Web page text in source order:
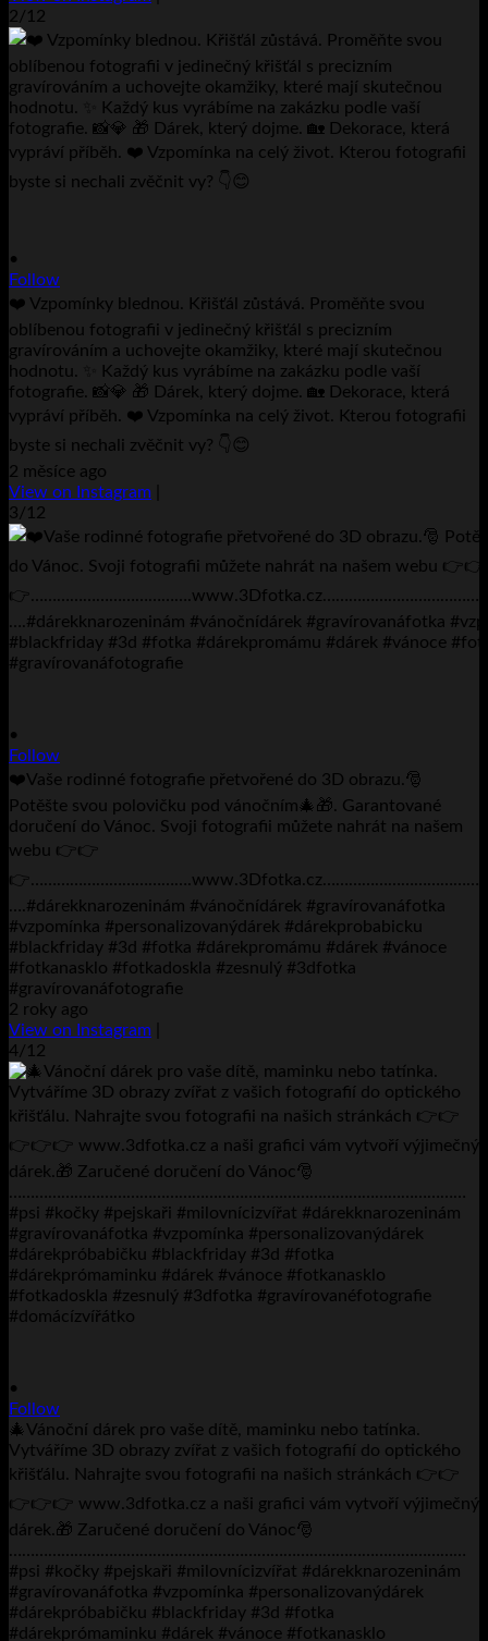
2/12
•
Follow
❤️ Vzpomínky blednou. Křišťál zůstává. Proměňte svou
oblíbenou fotografii v jedinečný křišťál s precizním
gravírováním a uchovejte okamžiky, které mají skutečnou
hodnotu. ✨ Každý kus vyrábíme na zakázku podle vaší
fotografie. 📸💎 🎁 Dárek, který dojme. 🏡 Dekorace, která
vypráví příběh. ❤️ Vzpomínka na celý život. Kterou fotografii
byste si nechali zvěčnit vy? 👇😊
2 měsíce ago
View on Instagram
3/12
•
Follow
❤️Vaše rodinné fotografie přetvořené do 3D obrazu.🎅
Potěšte svou polovičku pod vánočním🎄🎁. Garantované
doručení do Vánoc. Svoji fotografii můžete nahrát na našem
webu 👉👉
….#dárekknarozeninám #vánočnídárek #gravírovanáfotka
#vzpomínka #personalizovanýdárek #dárekprobabicku
#blackfriday #3d #fotka #dárekpromámu #dárek #vánoce
#fotkanasklo #fotkadoskla #zesnulý #3dfotka
#gravírovanáfotografie
2 roky ago
View on Instagram
4/12
•
Follow
🎄Vánoční dárek pro vaše dítě, maminku nebo tatínka.
Vytváříme 3D obrazy zvířat z vašich fotografií do optického
křišťálu. Nahrajte svou fotografii na našich stránkách 👉👉
👉👉👉 www.3dfotka.cz a naši grafici vám vytvoří výjimečný
dárek.🎁 Zaručené doručení do Vánoc🎅
……………………………………………………………………………………………
#psi #kočky #pejskaři #milovnícizvířat #dárekknarozeninám
#gravírovanáfotka #vzpomínka #personalizovanýdárek
#dárekpróbabičku #blackfriday #3d #fotka
#dárekprómaminku #dárek #vánoce #fotkanasklo